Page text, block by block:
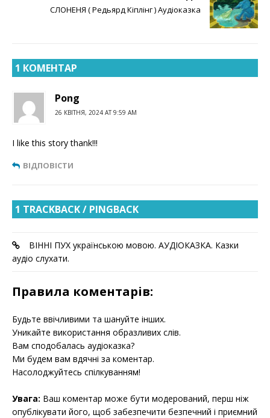
СЛОНЕНЯ ( Редьярд Кіплінг ) Аудіоказка
1 КОМЕНТАР
Pong
26 КВІТНЯ, 2024 AT 9:59 AM
I like this story thank!!!
ВІДПОВІСТИ
1 TRACKBACK / PINGBACK
ВІННІ ПУХ українською мовою. АУДІОКАЗКА. Казки
аудіо слухати.
Правила коментарів:
Будьте ввічливими та шануйте інших.
Уникайте використання образливих слів.
Вам сподобалась аудіоказка?
Ми будем вам вдячні за коментар.
Насолоджуйтесь спілкуванням!
Увага: Ваш коментар може бути модерований, перш ніж
опублікувати його, щоб забезпечити безпечний і приємний